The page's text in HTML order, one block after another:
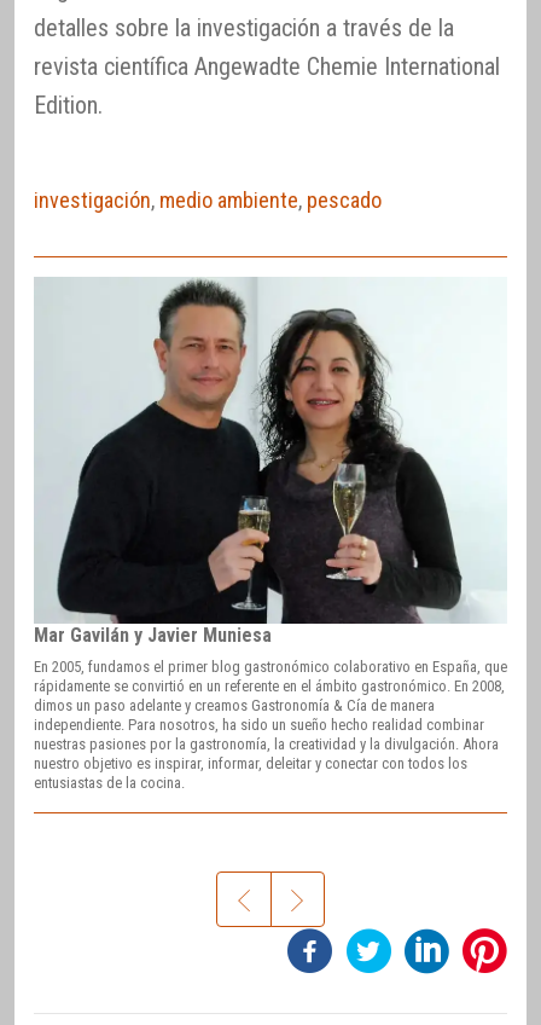
detalles sobre la investigación a través de la
revista científica Angewadte Chemie International
Edition.
investigación, medio ambiente, pescado
Mar Gavilán y Javier Muniesa
En 2005, fundamos el primer blog gastronómico colaborativo en España, que
rápidamente se convirtió en un referente en el ámbito gastronómico. En 2008,
dimos un paso adelante y creamos Gastronomía & Cía de manera
independiente. Para nosotros, ha sido un sueño hecho realidad combinar
nuestras pasiones por la gastronomía, la creatividad y la divulgación. Ahora
nuestro objetivo es inspirar, informar, deleitar y conectar con todos los
entusiastas de la cocina.